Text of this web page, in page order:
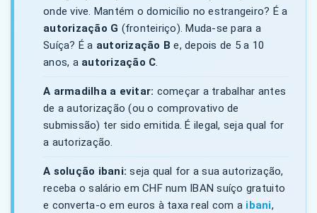
onde vive. Mantém o domicílio no estrangeiro? É a
autorização G (fronteiriço). Muda-se para a
Suíça? É a autorização B e, depois de 5 a 10
anos, a autorização C.
A armadilha a evitar: começar a trabalhar antes
de a autorização (ou o comprovativo de
submissão) ter sido emitida. É ilegal, seja qual for
a autorização.
A solução ibani: seja qual for a sua autorização,
receba o salário em CHF num IBAN suíço gratuito
e converta-o em euros à taxa real com a ibani,